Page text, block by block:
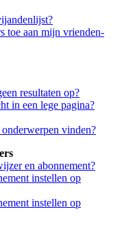
toe aan mijn vrienden-
resultaten op?
in een lege pagina?
vinden?
en abonnement?
instellen op
instellen op